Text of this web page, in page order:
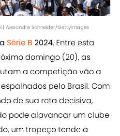
| Alexandre Schneider/GettyImages
Série B 2024. Entre esta
domingo (20), as
a competição vão a
pelo Brasil. Com
de sua reta decisiva,
pode alavancar um clube
um tropeço tende a